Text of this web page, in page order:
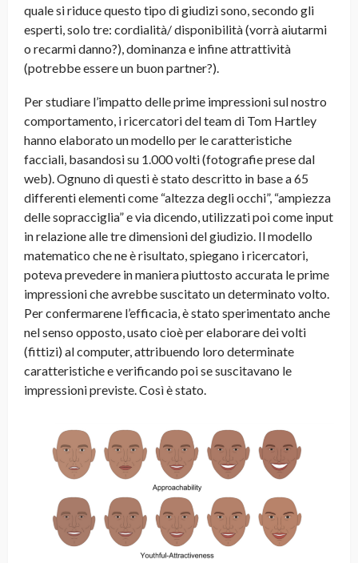
quale si riduce questo tipo di giudizi sono, secondo gli
esperti, solo tre: cordialità/ disponibilità (vorrà aiutarmi
o recarmi danno?), dominanza e infine attrattività
(potrebbe essere un buon partner?).
Per studiare l’impatto delle prime impressioni sul nostro
comportamento, i ricercatori del team di Tom Hartley
hanno elaborato un modello per le caratteristiche
facciali, basandosi su 1.000 volti (fotografie prese dal
web). Ognuno di questi è stato descritto in base a 65
differenti elementi come “altezza degli occhi”, “ampiezza
delle sopracciglia” e via dicendo, utilizzati poi come input
in relazione alle tre dimensioni del giudizio. Il modello
matematico che ne è risultato, spiegano i ricercatori,
poteva prevedere in maniera piuttosto accurata le prime
impressioni che avrebbe suscitato un determinato volto.
Per confermarene l’efficacia, è stato sperimentato anche
nel senso opposto, usato cioè per elaborare dei volti
(fittizi) al computer, attribuendo loro determinate
caratteristiche e verificando poi se suscitavano le
impressioni previste. Così è stato.